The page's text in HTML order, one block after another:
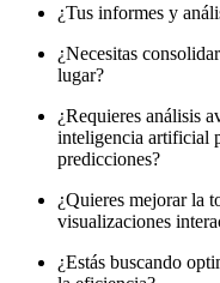
¿Tus informes y
¿Necesitas
lugar?
¿Requieres análisis
inteligencia artificial
predicciones?
¿Quieres mejorar la
visualizaciones
¿Estás buscando